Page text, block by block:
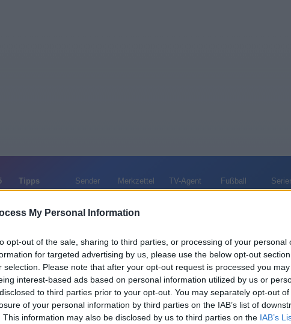
My Personal Information
opt-out of the sale, sharing to third parties, or processing of your personal
for targeted advertising by us, please use the below opt-out
selection. Please note that after your opt-out request is processed you may
interest-based ads based on personal information utilized by us or
to third parties prior to your opt-out. You may separately opt-out of
of your personal information by third parties on the IAB’s list of
This information may also be disclosed by us to third parties on the IAB’s
Tipps Sender Merkzettel TV-Agent Fußball
Alle Sender
Liebe auf Bewährung - Spielfilm / Melodram